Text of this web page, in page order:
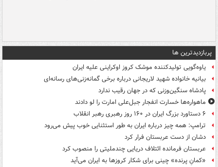
پربازدیدترین ها
یاوه‌گویی تولیدکننده موشک کروز اوکراینی علیه ایران
بیانیه خانواده شهید لاریجانی درباره برخی گمانه‌زنی‌های رسانه‌ای
پادشاه سنگین‌وزنی که در جهان رقیب ندارد
ماهواره‌ها خسارت انفجار جبل‌علی امارت را لو دادند
۶ دستاورد بزرگ ایران در ۱۶۰ روز رهبری رهبر انقلاب
ترامپ: همه چیز درباره ایران به طور استثنایی خوب پیش می‌رود
دشان از دست عربستان فرار کرد
عربستان فرمانده ائتلاف دریایی چندملیتی را منصوب کرد
«کمانِ پرنده» چینی برای شکار کروزها به ایران می‌آید